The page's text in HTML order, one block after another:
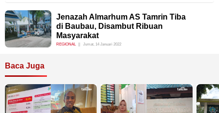
Jenazah Almarhum AS Tamrin Tiba
di Baubau, Disambut Ribuan
Masyarakat
REGIONAL Jumat, 14 Januari 2022
Baca Juga